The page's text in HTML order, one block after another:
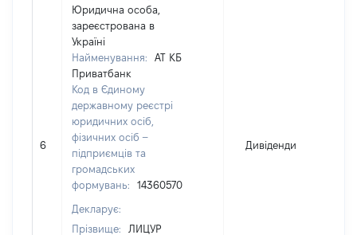
6
Юридична особа,
зареєстрована в
Україні
Найменування:
АТ КБ
Приватбанк
Код в Єдиному
державному реєстрі
юридичних осіб,
фізичних осіб –
підприємців та
громадських
формувань:
14360570
Декларує:
Прізвище:
ЛИЦУР
Дивіденди